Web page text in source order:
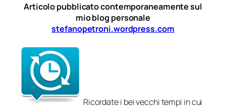
Articolo pubblicato contemporaneamente sul
mio blog personale
stefanopetroni.wordpress.com
Ricordate i bei vecchi tempi in cui